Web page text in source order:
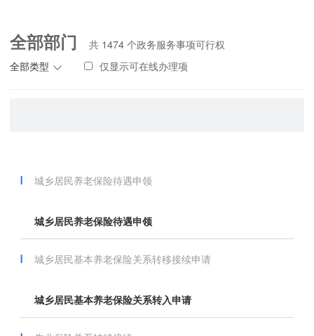
全部部门
全部类型
共 1474 个政务服务事项可行权
仅显示可在线办理项
城乡居民养老保险待遇申领
城乡居民养老保险待遇申领
城乡居民基本养老保险关系转移接续申请
城乡居民基本养老保险关系转入申请